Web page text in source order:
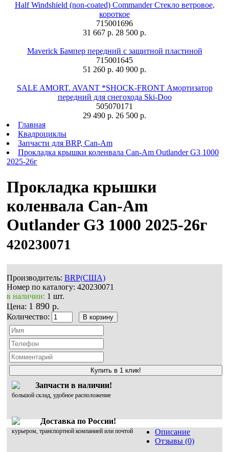
Half Windshield (non-coated) Commander Стекло ветровое,
короткое
715001696
31 667 р. 28 500 р.
Maverick Бампер передний с защитной пластиной
715001645
51 260 р. 40 900 р.
SALE AMORT. AVANT *SHOCK-FRONT Амортизатор
передний для снегохода Ski-Doo
505070171
29 490 р. 26 500 р.
Главная
Квадроциклы
Запчасти для BRP, Can-Am
Прокладка крышки коленвала Can-Am Outlander G3 1000
2025-26г
Прокладка крышки
коленвала Can-Am
Outlander G3 1000 2025-26г
420230071
Производитель: BRP(США)
Номер по каталогу: 420230071
в наличии: 1 шт.
Цена: 1 890 р.
Количество:
Купить в 1 клик!
Запчасти в наличии!
большой склад, удобное расположение
Доставка по России!
курьером, транспортной компанией или почтой
Описание
Отзывы (0)